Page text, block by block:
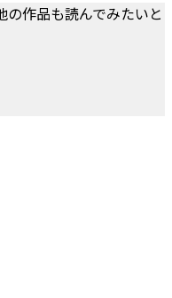
作品も読んでみたいと